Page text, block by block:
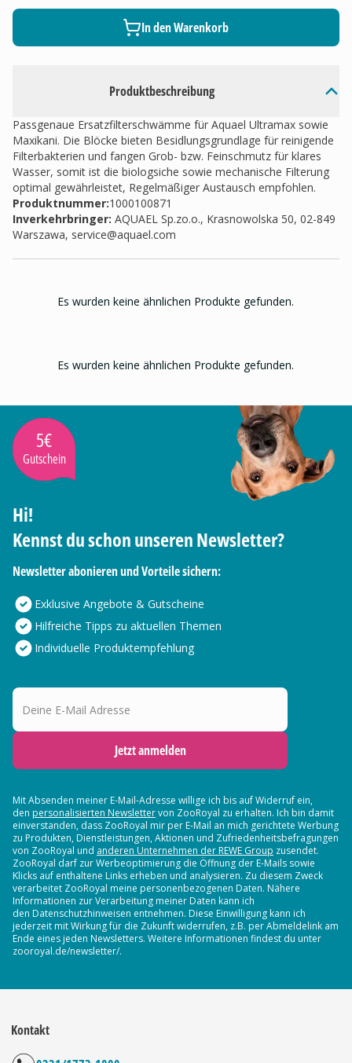
Produktbeschreibung
Passgenaue Ersatzfilterschwämme für Aquael Ultramax sowie
Maxikani. Die Blöcke bieten Besidlungsgrundlage für reinigende
Filterbakterien und fangen Grob- bzw. Feinschmutz für klares
Wasser, somit ist die biologsiche sowie mechanische Filterung
optimal gewährleistet, Regelmäßiger Austausch empfohlen.
Produktnummer:1000100871
Inverkehrbringer: AQUAEL Sp.zo.o., Krasnowolska 50, 02-849
Warszawa, service@aquael.com
In den Warenkorb
Es wurden keine ähnlichen Produkte gefunden.
Es wurden keine ähnlichen Produkte gefunden.
5€
Gutschein
Hi!
Kennst du schon unseren Newsletter?
Newsletter abonieren und Vorteile sichern:
Exklusive Angebote & Gutscheine
Hilfreiche Tipps zu aktuellen Themen
Individuelle Produktempfehlung
Deine E-Mail Adresse
Jetzt anmelden
Mit Absenden meiner E-Mail-Adresse willige ich bis auf Widerruf ein,
den personalisierten Newslettervon ZooRoyal zu erhalten. Ich bin damit
einverstanden, dass ZooRoyal mir per E-Mail an mich gerichtete Werbung
zu Produkten, Dienstleistungen, Aktionen und Zufriedenheitsbefragungen
von ZooRoyal und anderen Unternehmen der REWE Group zusendet.
ZooRoyal darf zur Werbeoptimierung die Öffnung der E-Mails sowie
Klicks auf enthaltene Links erheben und analysieren. Zu diesem Zweck
verarbeitet ZooRoyal meine personenbezogenen Daten. Nähere
Informationen zur Verarbeitung meiner Daten kann ich
den Datenschutzhinweisen entnehmen. Diese Einwilligung kann ich
jederzeit mit Wirkung für die Zukunft widerrufen, z.B. per Abmeldelink am
Ende eines jeden Newsletters. Weitere Informationen findest du unter
zooroyal.de/newsletter/.
Kontakt